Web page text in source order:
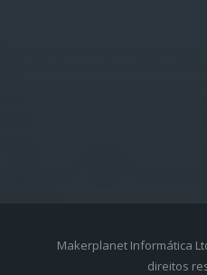
Makerplanet Informática
direitos